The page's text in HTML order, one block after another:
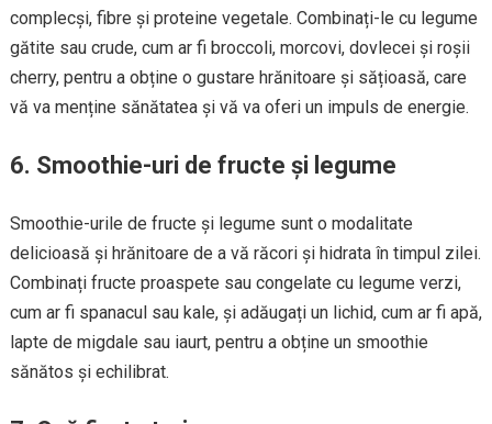
complecși, fibre și proteine vegetale. Combinați-le cu legume
gătite sau crude, cum ar fi broccoli, morcovi, dovlecei și roșii
cherry, pentru a obține o gustare hrănitoare și sățioasă, care
vă va menține sănătatea și vă va oferi un impuls de energie.
6. Smoothie-uri de fructe și legume
Smoothie-urile de fructe și legume sunt o modalitate
delicioasă și hrănitoare de a vă răcori și hidrata în timpul zilei.
Combinați fructe proaspete sau congelate cu legume verzi,
cum ar fi spanacul sau kale, și adăugați un lichid, cum ar fi apă,
lapte de migdale sau iaurt, pentru a obține un smoothie
sănătos și echilibrat.